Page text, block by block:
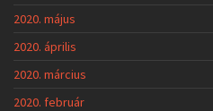
2020. május
2020. április
2020. március
2020. február